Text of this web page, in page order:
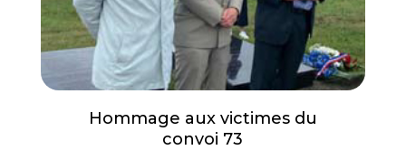
Hommage aux victimes du
convoi 73